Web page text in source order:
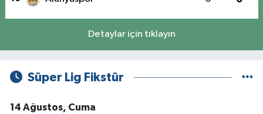
Detaylar için tıklayın
Süper Lig Fikstür
14 Ağustos, Cuma